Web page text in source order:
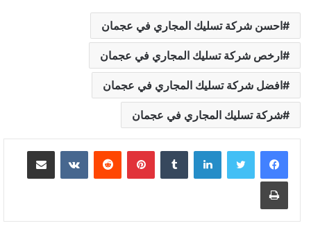
احسن شركة تسليك المجاري في عجمان
ارخص شركة تسليك المجاري في عجمان
افضل شركة تسليك المجاري في عجمان
شركة تسليك المجاري في عجمان
لينكدإن بينتيريست مشاركة عبر البريد
طباعة